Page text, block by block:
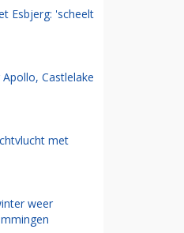
Esbjerg: 'scheelt
Castlelake
met
weer